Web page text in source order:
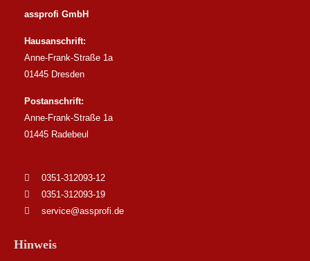
assprofi GmbH
Hausanschrift:
Anne-Frank-Straße 1a
01445 Dresden
Postanschrift:
Anne-Frank-Straße 1a
01445 Radebeul
0351-312093-12
0351-312093-19
service@assprofi.de
Hinweis